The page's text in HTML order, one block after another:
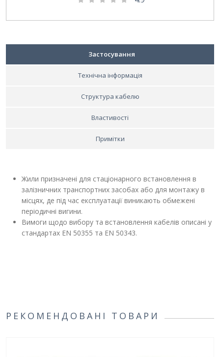
Застосування
Технічна інформація
Структура кабелю
Властивості
Примітки
Жили призначені для стаціонарного встановлення в
залізничних транспортних засобах або для монтажу в
місцях, де під час експлуатації виникають обмежені
періодичні вигини.
Вимоги щодо вибору та встановлення кабелів описані у
стандартах EN 50355 та EN 50343.
РЕКОМЕНДОВАНІ ТОВАРИ